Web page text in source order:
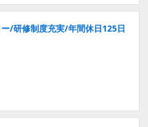
/研修制度充実/年間休日125日